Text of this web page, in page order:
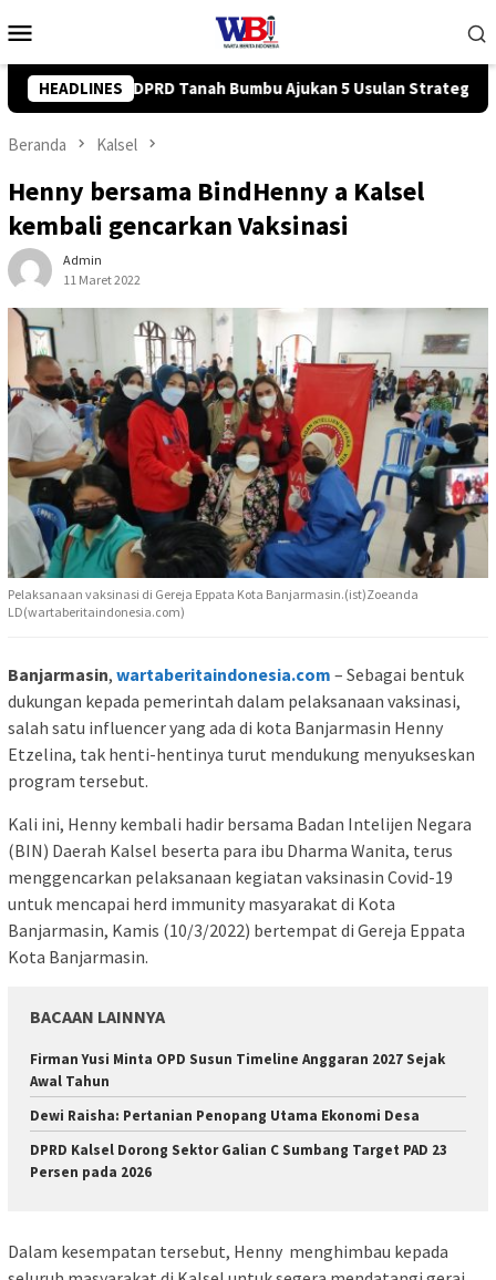
ke
Mobile
HEADLINES
Strategis ke BPJN Tingkatkan Kompetensi
Beranda Kalsel
Henny bersama BindHenny a Kalsel
kembali gencarkan Vaksinasi
Admin
11 Maret 2022
Pelaksanaan vaksinasi di Gereja Eppata Kota Banjarmasin.(ist)Zoeanda
LD(wartaberitaindonesia.com)
Banjarmasin, wartaberitaindonesia.com – Sebagai bentuk
dukungan kepada pemerintah dalam pelaksanaan vaksinasi,
salah satu influencer yang ada di kota Banjarmasin Henny
Etzelina, tak henti-hentinya turut mendukung menyukseskan
program tersebut.
Kali ini, Henny kembali hadir bersama Badan Intelijen Negara
(BIN) Daerah Kalsel beserta para ibu Dharma Wanita, terus
menggencarkan pelaksanaan kegiatan vaksinasin Covid-19
untuk mencapai herd immunity masyarakat di Kota
Banjarmasin, Kamis (10/3/2022) bertempat di Gereja Eppata
Kota Banjarmasin.
BACAAN LAINNYA
Firman Yusi Minta OPD Susun Timeline Anggaran 2027 Sejak
Awal Tahun
Dewi Raisha: Pertanian Penopang Utama Ekonomi Desa
DPRD Kalsel Dorong Sektor Galian C Sumbang Target PAD 23
Persen pada 2026
Dalam kesempatan tersebut, Henny menghimbau kepada